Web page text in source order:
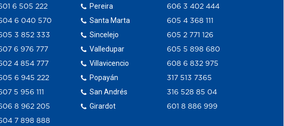
6 505 222
6 040 570
3 852 333
6 976 777
4 854 777
6 945 222
5 956 111
8 962 205
7 898 888
Pereira
Santa Marta
Sincelejo
Valledupar
Villavicencio
Popayán
San Andrés
Girardot
606 3 402 444
605 4 368 111
605 2 771 126
605 5 898 680
608 6 832 975
317 513 7365
316 528 85 04
601 8 886 999